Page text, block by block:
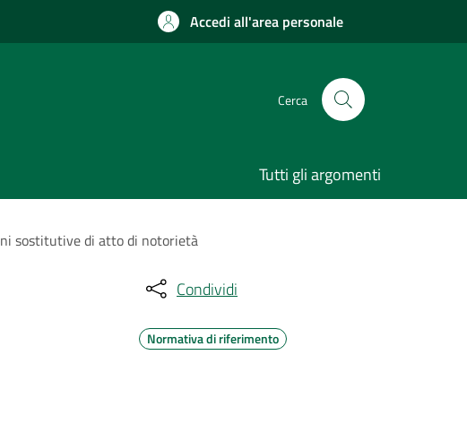
Accedi all'area personale
Cerca
Tutti gli argomenti
sostitutive di atto di notorietà
Condividi
Normativa di riferimento